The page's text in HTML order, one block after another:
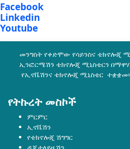
Facebook
Linkedin
Youtube
መንግስት የቀድሞው የሳይንስና ቴክኖሎጂ
ኢንፎርሜሽን ቴክኖሎጂ ሚኒስቴርን
የኢኖቬሽንና ቴክኖሎጂ ሚኒስቴር
የትኩረት መስኮች
ምርምር
ኢኖቬሽን
የቴክኖሎጂ ሽግግር